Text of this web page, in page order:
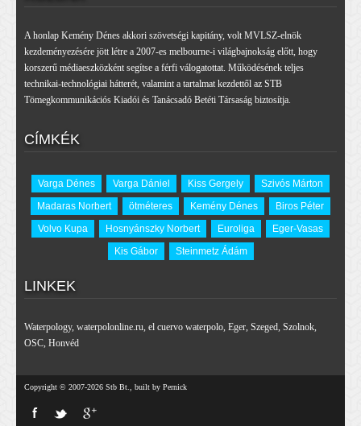
A honlap Kemény Dénes akkori szövetségi kapitány, volt MVLSZ-elnök
kezdeményezésére jött létre a 2007-es melbourne-i világbajnokság előtt, hogy
korszerű médiaeszközként segítse a férfi válogatottat. Működésének teljes
technikai-technológiai hátterét, valamint a tartalmat kezdettől az STB
Tömegkommunikációs Kiadói és Tanácsadó Betéti Társaság biztosítja.
CÍMKÉK
Varga Dénes Varga Dániel Kiss Gergely
Szivós Márton
Madaras Norbert
ötméteres Kemény Dénes
Biros Péter
Volvo Kupa
Hosnyánszky Norbert Euroliga
Eger-Vasas
Kis Gábor
Steinmetz Ádám
LINKEK
Waterpology, waterpolonline.ru, el cuervo waterpolo, Eger, Szeged, Szolnok,
OSC, Honvéd
Copyright © 2007-2026 Stb Bt., built by Pernick